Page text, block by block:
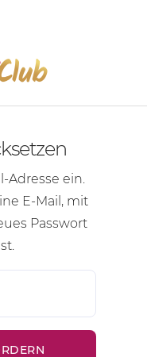
Adresse ein.
E-Mail , mit
Passwort